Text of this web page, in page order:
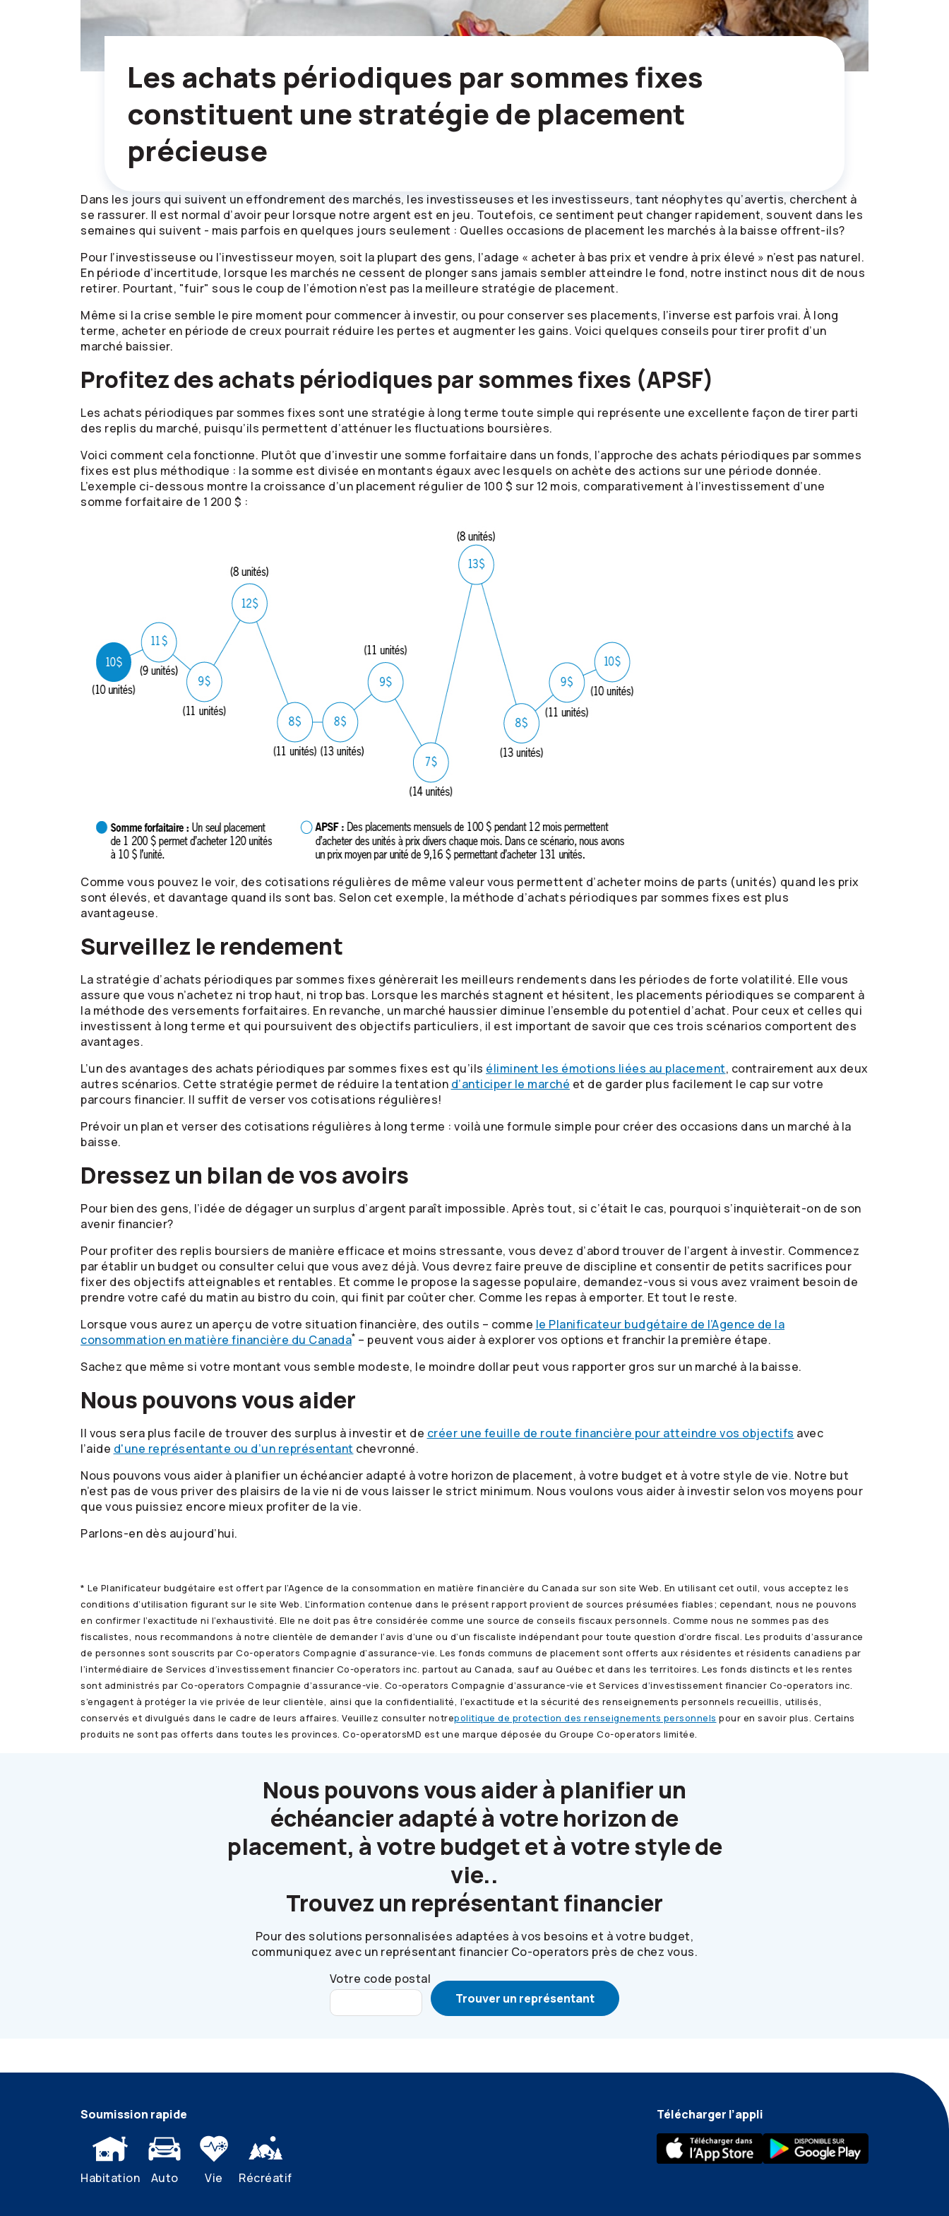
Les achats périodiques par sommes fixes
constituent une stratégie de placement
précieuse
Dans les jours qui suivent un effondrement des marchés, les investisseuses et les investisseurs, tant néophytes qu’avertis, cherchent à
se rassurer. Il est normal d’avoir peur lorsque notre argent est en jeu. Toutefois, ce sentiment peut changer rapidement, souvent dans les
semaines qui suivent - mais parfois en quelques jours seulement : Quelles occasions de placement les marchés à la baisse offrent-ils?
Pour l’investisseuse ou l’investisseur moyen, soit la plupart des gens, l’adage « acheter à bas prix et vendre à prix élevé » n’est pas naturel.
En période d’incertitude, lorsque les marchés ne cessent de plonger sans jamais sembler atteindre le fond, notre instinct nous dit de nous
retirer. Pourtant, "fuir" sous le coup de l’émotion n’est pas la meilleure stratégie de placement.
Même si la crise semble le pire moment pour commencer à investir, ou pour conserver ses placements, l’inverse est parfois vrai. À long
terme, acheter en période de creux pourrait réduire les pertes et augmenter les gains. Voici quelques conseils pour tirer profit d’un
marché baissier.
Profitez des achats périodiques par sommes fixes (APSF)
Les achats périodiques par sommes fixes sont une stratégie à long terme toute simple qui représente une excellente façon de tirer parti
des replis du marché, puisqu’ils permettent d’atténuer les fluctuations boursières.
Voici comment cela fonctionne. Plutôt que d’investir une somme forfaitaire dans un fonds, l’approche des achats périodiques par sommes
fixes est plus méthodique : la somme est divisée en montants égaux avec lesquels on achète des actions sur une période donnée.
L’exemple ci-dessous montre la croissance d’un placement régulier de 100 $ sur 12 mois, comparativement à l’investissement d’une
somme forfaitaire de 1 200 $ :
Comme vous pouvez le voir, des cotisations régulières de même valeur vous permettent d’acheter moins de parts (unités) quand les prix
sont élevés, et davantage quand ils sont bas. Selon cet exemple, la méthode d’achats périodiques par sommes fixes est plus
avantageuse.
Surveillez le rendement
La stratégie d’achats périodiques par sommes fixes génèrerait les meilleurs rendements dans les périodes de forte volatilité. Elle vous
assure que vous n’achetez ni trop haut, ni trop bas. Lorsque les marchés stagnent et hésitent, les placements périodiques se comparent à
la méthode des versements forfaitaires. En revanche, un marché haussier diminue l’ensemble du potentiel d’achat. Pour ceux et celles qui
investissent à long terme et qui poursuivent des objectifs particuliers, il est important de savoir que ces trois scénarios comportent des
avantages.
L’un des avantages des achats périodiques par sommes fixes est qu’ils éliminent les émotions liées au placement, contrairement aux deux
autres scénarios. Cette stratégie permet de réduire la tentation d’anticiper le marché et de garder plus facilement le cap sur votre
parcours financier. Il suffit de verser vos cotisations régulières!
Prévoir un plan et verser des cotisations régulières à long terme : voilà une formule simple pour créer des occasions dans un marché à la
baisse.
Dressez un bilan de vos avoirs
Pour bien des gens, l’idée de dégager un surplus d’argent paraît impossible. Après tout, si c’était le cas, pourquoi s’inquièterait-on de son
avenir financier?
Pour profiter des replis boursiers de manière efficace et moins stressante, vous devez d’abord trouver de l’argent à investir. Commencez
par établir un budget ou consulter celui que vous avez déjà. Vous devrez faire preuve de discipline et consentir de petits sacrifices pour
fixer des objectifs atteignables et rentables. Et comme le propose la sagesse populaire, demandez-vous si vous avez vraiment besoin de
prendre votre café du matin au bistro du coin, qui finit par coûter cher. Comme les repas à emporter. Et tout le reste.
Lorsque vous aurez un aperçu de votre situation financière, des outils – comme le Planificateur budgétaire de l’Agence de la
consommation en matière financière du Canada* – peuvent vous aider à explorer vos options et franchir la première étape.
Sachez que même si votre montant vous semble modeste, le moindre dollar peut vous rapporter gros sur un marché à la baisse.
Nous pouvons vous aider
Il vous sera plus facile de trouver des surplus à investir et de créer une feuille de route financière pour atteindre vos objectifs avec
l’aide d'une représentante ou d’un représentant chevronné.
Nous pouvons vous aider à planifier un échéancier adapté à votre horizon de placement, à votre budget et à votre style de vie. Notre but
n’est pas de vous priver des plaisirs de la vie ni de vous laisser le strict minimum. Nous voulons vous aider à investir selon vos moyens pour
que vous puissiez encore mieux profiter de la vie.
Parlons-en dès aujourd’hui.
* Le Planificateur budgétaire est offert par l’Agence de la consommation en matière financière du Canada sur son site Web. En utilisant cet outil, vous acceptez les
conditions d’utilisation figurant sur le site Web. L’information contenue dans le présent rapport provient de sources présumées fiables; cependant, nous ne pouvons
en confirmer l’exactitude ni l’exhaustivité. Elle ne doit pas être considérée comme une source de conseils fiscaux personnels. Comme nous ne sommes pas des
fiscalistes, nous recommandons à notre clientèle de demander l’avis d’une ou d’un fiscaliste indépendant pour toute question d’ordre fiscal. Les produits d’assurance
de personnes sont souscrits par Co-operators Compagnie d’assurance-vie. Les fonds communs de placement sont offerts aux résidentes et résidents canadiens par
l’intermédiaire de Services d’investissement financier Co-operators inc. partout au Canada, sauf au Québec et dans les territoires. Les fonds distincts et les rentes
sont administrés par Co-operators Compagnie d’assurance-vie. Co-operators Compagnie d’assurance-vie et Services d’investissement financier Co-operators inc.
s’engagent à protéger la vie privée de leur clientèle, ainsi que la confidentialité, l’exactitude et la sécurité des renseignements personnels recueillis, utilisés,
conservés et divulgués dans le cadre de leurs affaires. Veuillez consulter notrepolitique de protection des renseignements personnels pour en savoir plus. Certains
produits ne sont pas offerts dans toutes les provinces. Co-operatorsMD est une marque déposée du Groupe Co-operators limitée.
Nous pouvons vous aider à planifier un
échéancier adapté à votre horizon de
placement, à votre budget et à votre style de
vie..
Trouvez un représentant financier
Pour des solutions personnalisées adaptées à vos besoins et à votre budget,
communiquez avec un représentant financier Co-operators près de chez vous.
Votre code postal
Trouver un représentant
Soumission rapide
Habitation Auto Vie Récréatif
Télécharger l’appli